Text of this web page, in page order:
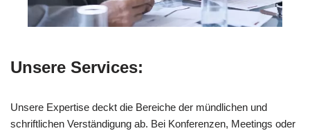
Unsere Services:
Unsere Expertise deckt die Bereiche der mündlichen und
schriftlichen Verständigung ab. Bei Konferenzen, Meetings oder